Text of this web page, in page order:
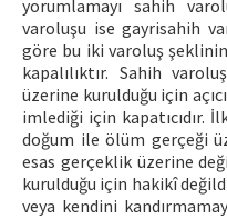
yorumlamayı sahih
varoluşu ise gayrisahih
göre bu iki varoluş
kapalılıktır. Sahih
üzerine kurulduğu için
imlediği için kapatıcıdır.
doğum ile ölüm gerçeği
esas gerçeklik üzerine
kurulduğu için hakikî
veya kendini